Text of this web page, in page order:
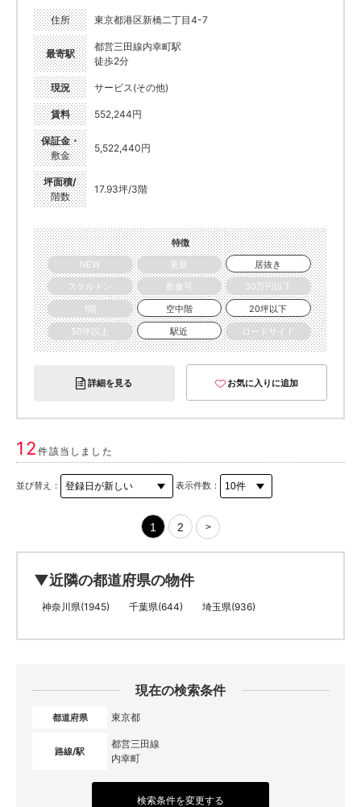
住所 東京都港区新橋二丁目4-7
最寄駅
都営三田線内幸町駅
徒歩2分
現況 サービス(その他)
賃料 552,244円
保証金・
敷金
5,522,440円
坪面積/
階数
17.93坪/3階
特徴
NEW
更新
居抜き
スケルトン
飲食可
30万円以下
1階
空中階
20坪以下
50坪以上
駅近 ロードサイド
詳細を見る お気に入りに追加
12件該当しました
並び替え： 表示件数：
1 2 >
▼近隣の都道府県の物件
神奈川県(1945) 千葉県(644) 埼玉県(936)
現在の検索条件
都道府県 東京都
路線/駅
都営三田線
内幸町
検索条件を変更する